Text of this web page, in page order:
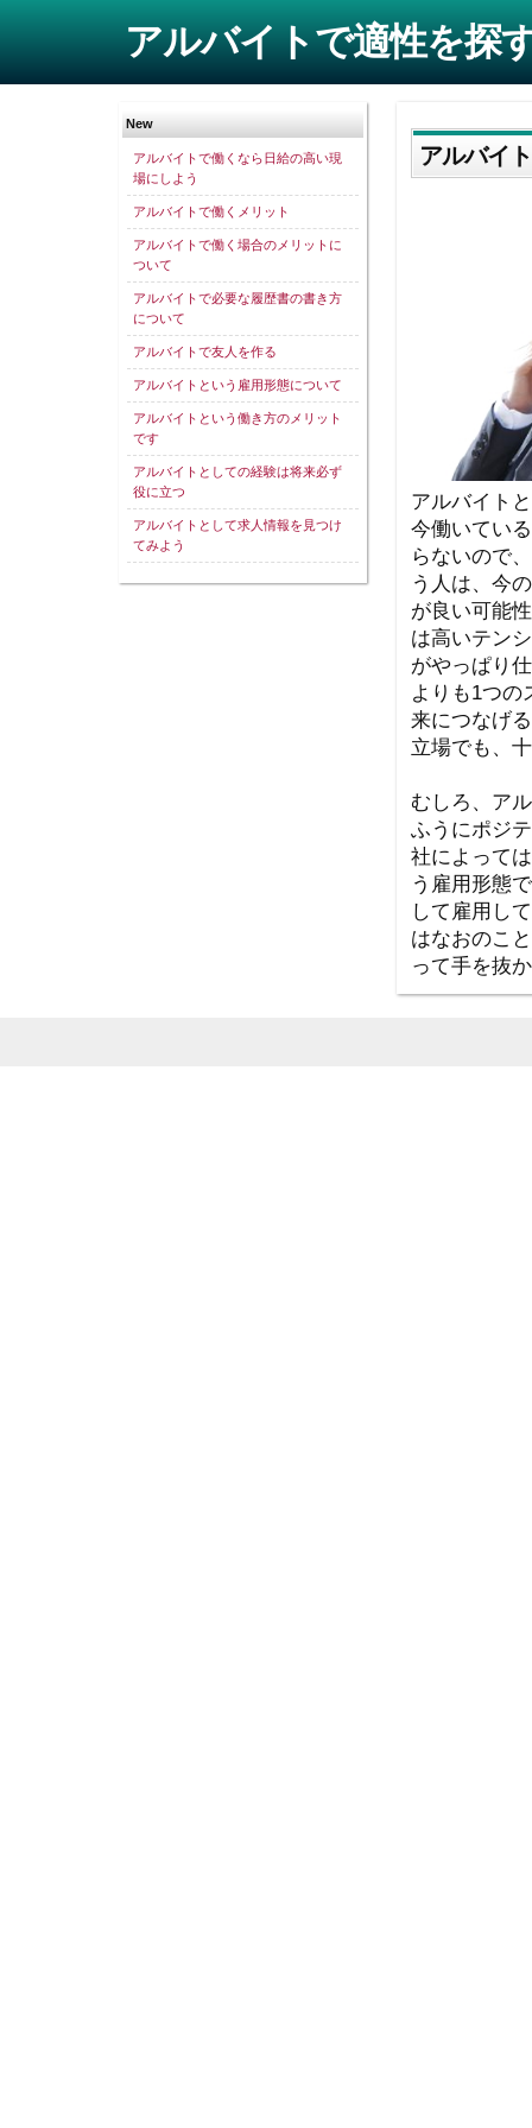
アルバイトで適性を探
New
アルバイトで働くなら日給の高い現
場にしよう
アルバイトで働くメリット
アルバイトで働く場合のメリットに
ついて
アルバイトで必要な履歴書の書き方
について
アルバイトで友人を作る
アルバイトという雇用形態について
アルバイトという働き方のメリット
です
アルバイトとしての経験は将来必ず
役に立つ
アルバイトとして求人情報を見つけ
てみよう
アルバイ
アルバイト
今働いてい
らないので
う人は、今
が良い可能
は高いテン
がやっぱり
よりも1つの
来につなげ
立場でも、
むしろ、ア
ふうにポジ
社によって
う雇用形態
して雇用し
はなおのこ
って手を抜